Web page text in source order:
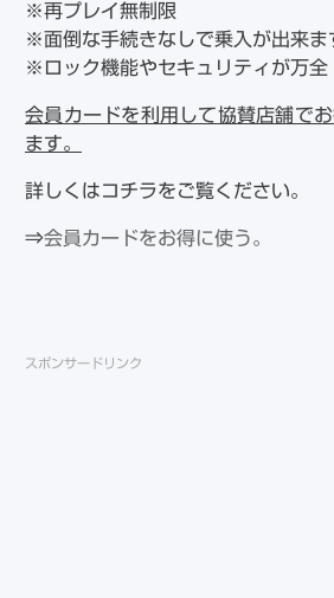
※再プレイ無制限
※面倒な手続きなしで乗入が出来ま
※ロック機能やセキュリティが万全
会員カードを利用して協賛店舗で
ます。
詳しくはコチラをご覧ください。
⇒会員カードをお得に使う。
スポンサードリンク